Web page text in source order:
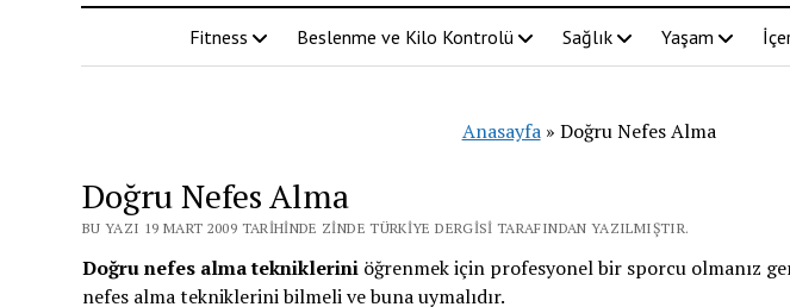
Fitness Beslenme ve Kilo Kontrolü Sağlık Yaşam
Anasayfa» Doğru Nefes Alma
Doğru Nefes Alma
BU YAZI 19 MART 2009 TARIHINDE ZINDE TÜRKIYE DERGISI TARAFINDAN YAZILMIŞTIR.
Doğru nefes alma teknikleriniöğrenmek için profesyonel bir sporcu olmanız
nefes alma tekniklerini bilmeli ve buna uymalıdır.